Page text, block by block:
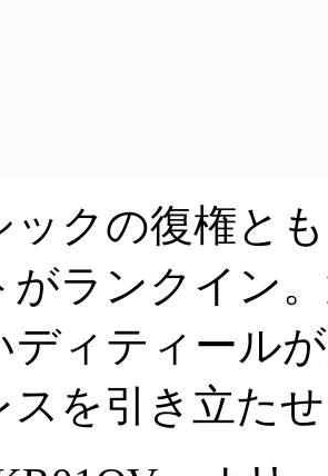
ックの復権と
がランクイン
ディティール
スを引き立た